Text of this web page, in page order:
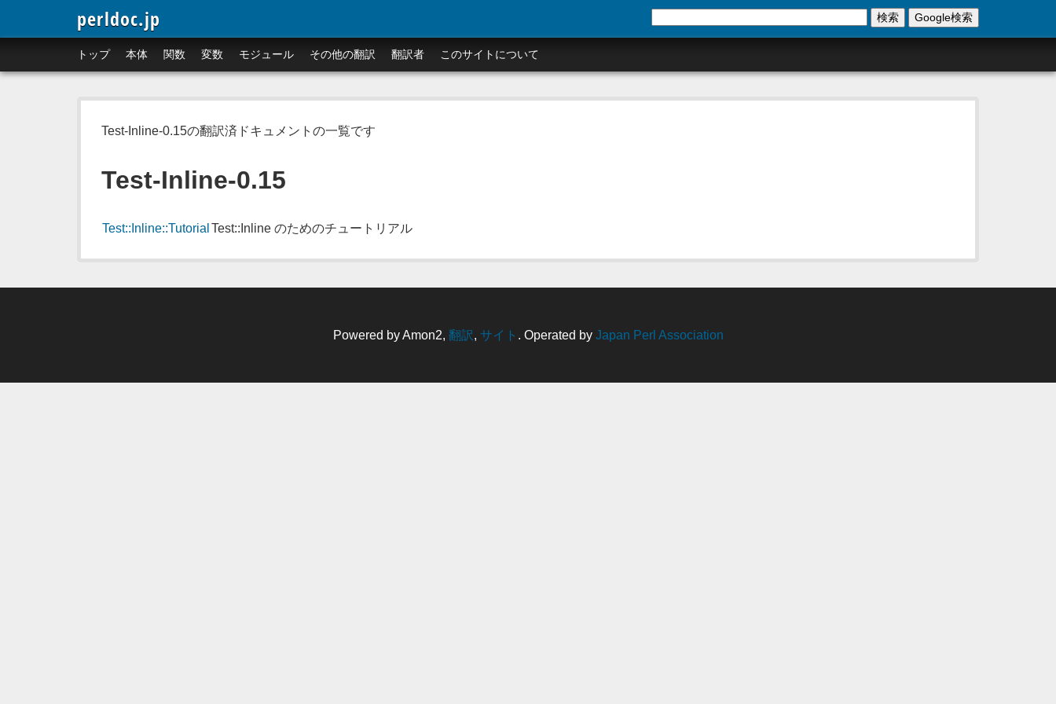
perldoc.jp
トップ 本体 関数 変数 モジュール その他の翻訳 翻訳者 このサイトについて
検索 Google検索
Test-Inline-0.15の翻訳済ドキュメントの一覧です
Test-Inline-0.15
Test::Inline::Tutorial Test::Inline のためのチュートリアル
Powered by Amon2, 翻訳, サイト . Operated by Japan Perl Association